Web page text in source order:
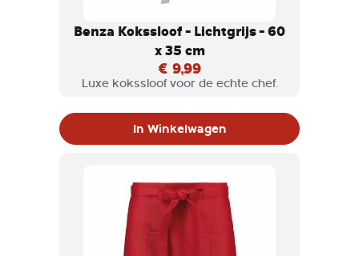
Benza Kokssloof - Lichtgrijs - 60
x 35 cm
€ 9,99
Luxe kokssloof voor de echte chef.
In Winkelwagen